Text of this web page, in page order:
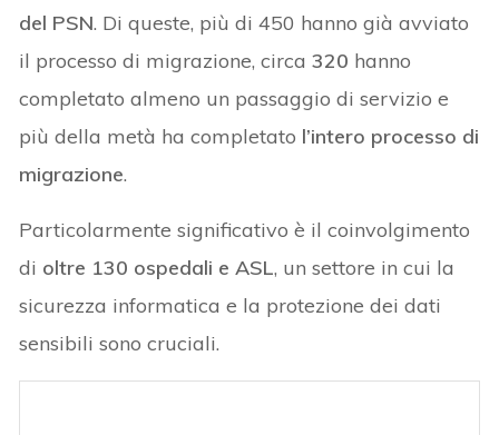
del PSN. Di queste, più di 450 hanno già avviato
il processo di migrazione, circa320 hanno
completato almeno un passaggio di servizio e
più della metà ha completato l’intero processo di
migrazione.
Particolarmente significativo è il coinvolgimento
di oltre 130 ospedali e ASL, un settore in cui la
sicurezza informatica e la protezione dei dati
sensibili sono cruciali.